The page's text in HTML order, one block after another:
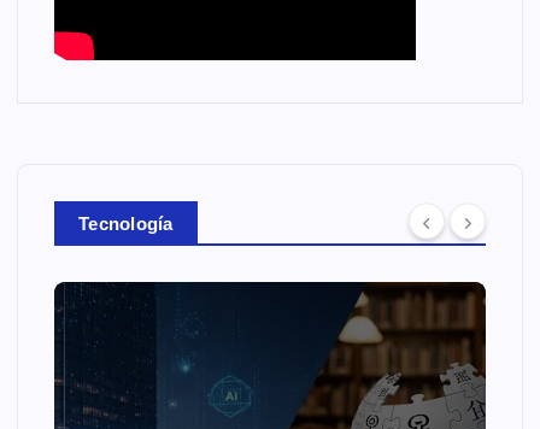
Tecnología